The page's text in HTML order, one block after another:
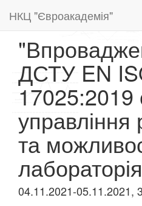
НКЦ "Євроакадемія"
ДСТУ EN
17025:2019
управління
та
04.11.2021-05.11.2021,